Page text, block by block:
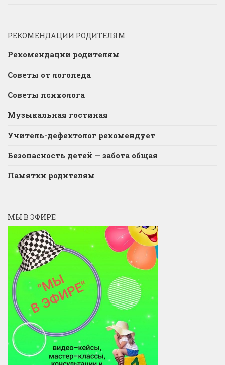
РЕКОМЕНДАЦИИ РОДИТЕЛЯМ
Рекомендации родителям
Советы от логопеда
Советы психолога
Музыкальная гостиная
Учитель-дефектолог рекомендует
Безопасность детей — забота общая
Памятки родителям
МЫ В ЭФИРЕ